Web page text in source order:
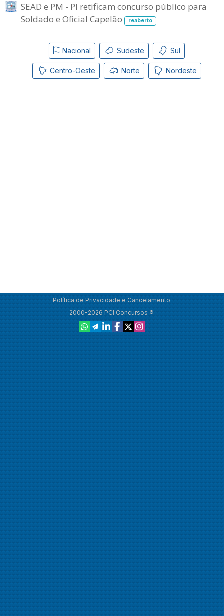
SEAD e PM - PI retificam concurso público para
Soldado e Oficial Capelão
reaberto
Nacional Sudeste Sul
Centro-Oeste Norte Nordeste
Política de Privacidade e Cancelamento
2000-2026 PCI Concursos ®